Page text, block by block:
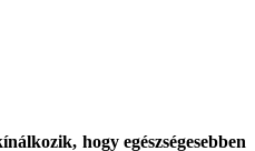
hogy egészségesebben